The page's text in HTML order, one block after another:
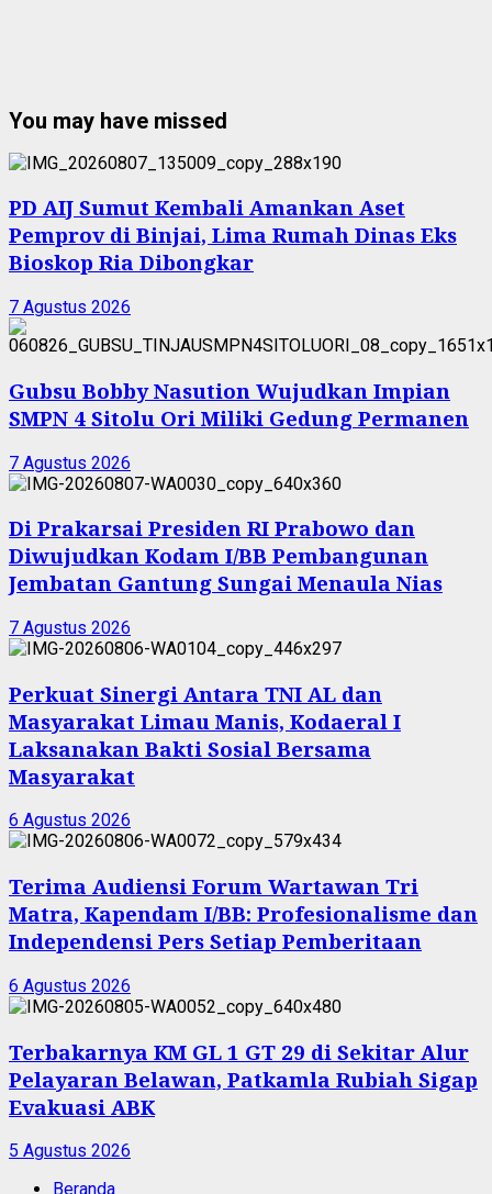
You may have missed
PD AIJ Sumut Kembali Amankan Aset
Pemprov di Binjai, Lima Rumah Dinas Eks
Bioskop Ria Dibongkar
7 Agustus 2026
Gubsu Bobby Nasution Wujudkan Impian
SMPN 4 Sitolu Ori Miliki Gedung Permanen
7 Agustus 2026
Di Prakarsai Presiden RI Prabowo dan
Diwujudkan Kodam I/BB Pembangunan
Jembatan Gantung Sungai Menaula Nias
7 Agustus 2026
Perkuat Sinergi Antara TNI AL dan
Masyarakat Limau Manis, Kodaeral I
Laksanakan Bakti Sosial Bersama
Masyarakat
6 Agustus 2026
Terima Audiensi Forum Wartawan Tri
Matra, Kapendam I/BB: Profesionalisme dan
Independensi Pers Setiap Pemberitaan
6 Agustus 2026
Terbakarnya KM GL 1 GT 29 di Sekitar Alur
Pelayaran Belawan, Patkamla Rubiah Sigap
Evakuasi ABK
5 Agustus 2026
Beranda